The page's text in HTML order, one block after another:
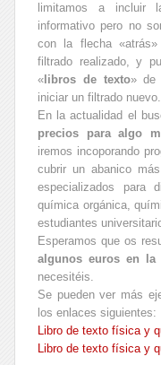
limitamos a incluir
informativo pero no
con la flecha «atrás»
filtrado realizado, y
« libros de texto» de
iniciar un filtrado nuevo.
En la actualidad el
precios para algo
iremos incoporando
cubrir un abanico
especializados para
química orgánica,
estudiantes
Esperamos que os
algunos euros en
necesitéis.
Se pueden ver más
los enlaces siguientes:
Libro de texto física y
Libro de texto física y